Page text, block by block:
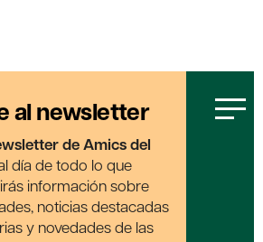
al newsletter
de Amics del
día de todo lo que
información sobre
noticias destacadas
y novedades de las